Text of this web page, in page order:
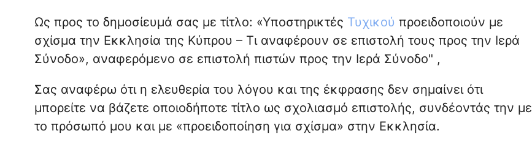
Ως προς το δημοσίευμά σας με τίτλο: «Υποστηρικτές Τυχικού προειδοποιούν με
σχίσμα την Εκκλησία της Κύπρου – Τι αναφέρουν σε επιστολή τους προς την Ιερά
Σύνοδο», αναφερόμενο σε επιστολή πιστών προς την Ιερά Σύνοδο" ,
Σας αναφέρω ότι η ελευθερία του λόγου και της έκφρασης δεν σημαίνει ότι
μπορείτε να βάζετε οποιοδήποτε τίτλο ως σχολιασμό επιστολής, συνδέοντάς την με
το πρόσωπό μου και με «προειδοποίηση για σχίσμα» στην Εκκλησία.